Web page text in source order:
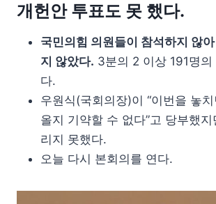
개헌안 투표도 못 했다.
국민의힘 의원들이 참석하지 않
지 않았다. 3분의 2 이상 191명
다.
우원식(국회의장)이 “이번을 놓
올지 기약할 수 없다”고 당부했
리지 못했다.
오늘 다시 본회의를 연다.